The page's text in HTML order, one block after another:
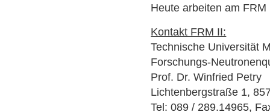
Heute arbeiten am
Kontakt FRM II:
Technische Universität
Forschungs-
Prof. Dr. Winfried Petry
Lichtenbergstraße 1,
Tel: 089 / 289.14965,